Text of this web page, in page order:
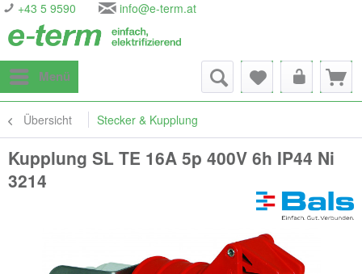
+43 5 9590 info@e-term.at
Menü
Übersicht Stecker & Kupplung
Kupplung SL TE 16A 5p 400V 6h IP44 Ni
3214